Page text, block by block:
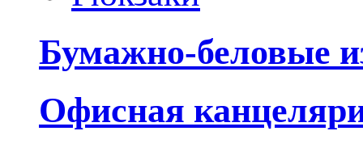
Бумажно-беловые
Офисная